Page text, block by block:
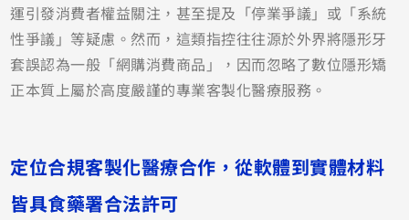
運引發消費者權益關注，甚至提及「停業爭議」或「系統
性爭議」等疑慮。然而，這類指控往往源於外界將隱形牙
套誤認為一般「網購消費商品」，因而忽略了數位隱形矯
正本質上屬於高度嚴謹的專業客製化醫療服務。
定位合規客製化醫療合作，從軟體到實體材料
皆具食藥署合法許可